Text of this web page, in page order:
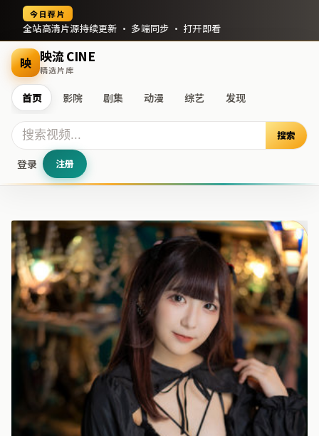
今日荐片
全站高清片源持续更新 · 多端同步 · 打开即看
映 映流 CINE
精选片库
首页 影院 剧集 动漫 综艺 发现
搜索
登录 注册